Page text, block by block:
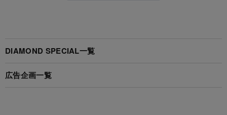
DIAMOND SPECIAL一覧
広告企画一覧